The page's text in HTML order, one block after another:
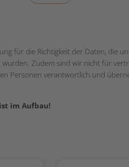
für die Richtigkeit der Daten, die
Zudem sind wir nicht für
Personen verantwortlich und
im Aufbau!